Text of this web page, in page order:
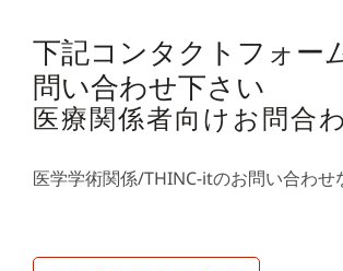
下記コンタクトフォー
問い合わせ下さい
医療関係者向けお問合
医学学術関係/THINC-itのお問い合わせ